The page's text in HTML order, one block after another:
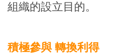
組織的設立目的。
積極參與 轉換利得